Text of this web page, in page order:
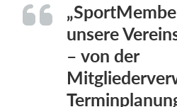
unsere
– von der